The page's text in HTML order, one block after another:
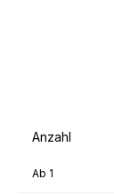
Anzahl
Ab 1